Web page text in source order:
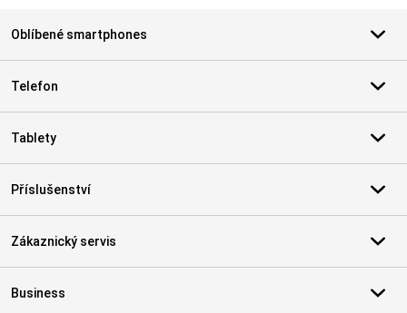
Oblíbené smartphones
Telefon
Tablety
Příslušenství
Zákaznický servis
Business